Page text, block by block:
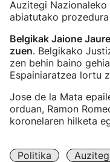
Auzitegi
abiatutako
Belgikak Jaione
zuen. Belgikako
zen behin baino
Espainiaratzea lortu
Jose de la Mata
orduan, Ramon
koronelaren hilketa
Politika